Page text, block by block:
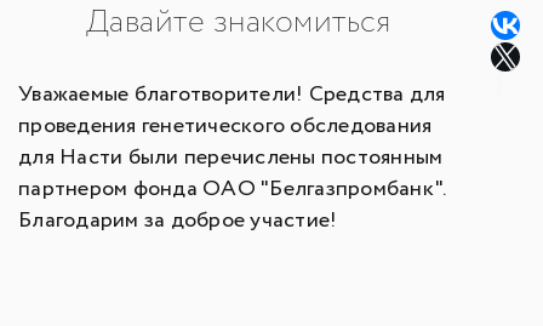
Давайте знакомиться
Уважаемые благотворители! Средства для
проведения генетического обследования
для Насти были перечислены постоянным
партнером фонда ОАО "Белгазпромбанк".
Благодарим за доброе участие!